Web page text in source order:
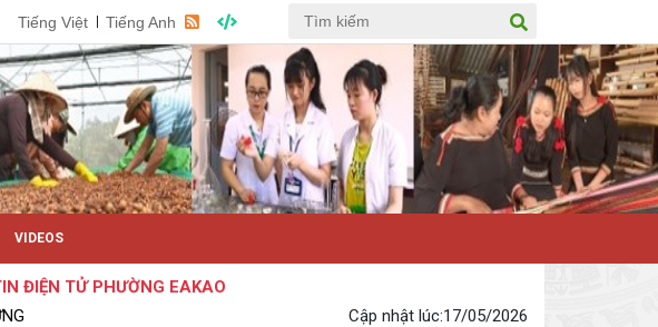
Tiếng Việt Tiếng Anh
VIDEOS
EAKAO
Cập nhật lúc:17/05/2026